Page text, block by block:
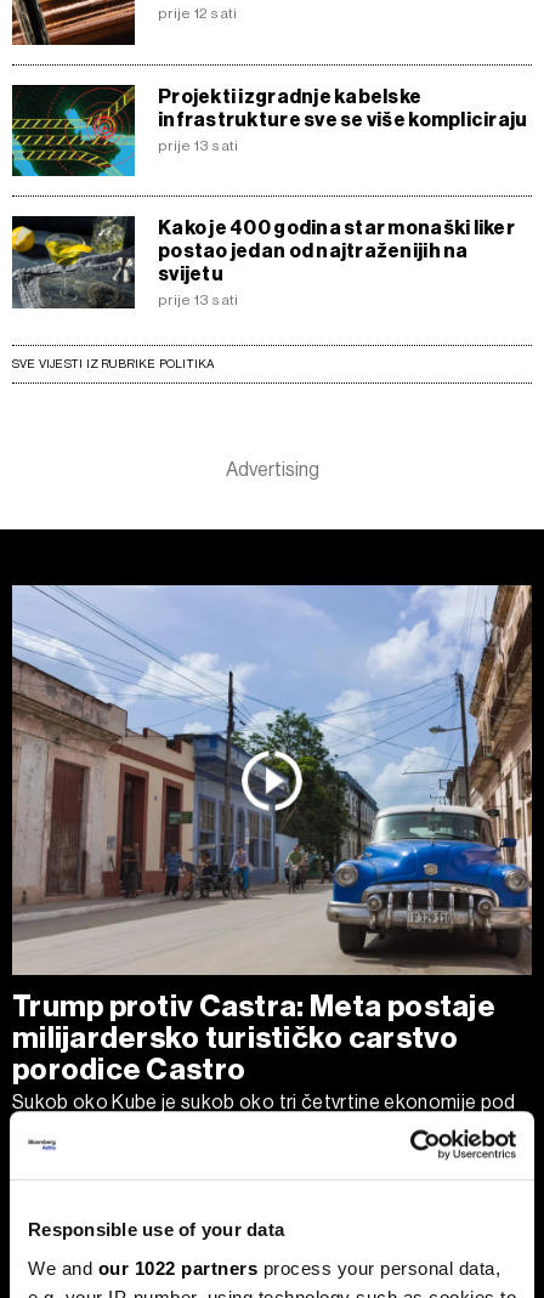
Responsible use of your data
We and our 1022 partners process your personal data,
prije 12 sati
Projekti izgradnje kabelske
infrastrukture sve se više kompliciraju
prije 13 sati
Kako je 400 godina star monaški liker
postao jedan od najtraženijih na
svijetu
prije 13 sati
SVE VIJESTI IZ RUBRIKE POLITIKA
Trump protiv Castra: Meta postaje
milijardersko turističko carstvo
porodice Castro
Sukob oko Kube je sukob oko tri četvrtine ekonomije pod